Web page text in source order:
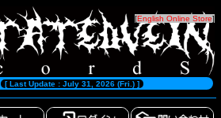
[English Online Store]
[ Last Update : July 31, 2026 (Fri.) ]